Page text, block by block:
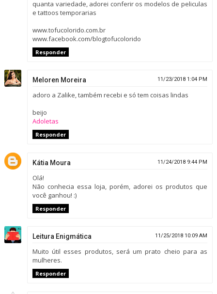
quanta variedade, adorei conferir os modelos de peliculas
e tattoos temporarias
www.tofucolorido.com.br
www.facebook.com/blogtofucolorido
Responder
Meloren Moreira 11/23/2018 1:04 PM
adoro a Zalike, também recebi e só tem coisas lindas
beijo
Adoletas
Responder
Kátia Moura 11/24/2018 9:44 PM
Olá!
Não conhecia essa loja, porém, adorei os produtos que
você ganhou! :)
Responder
Leitura Enigmática 11/25/2018 10:09 AM
Muito útil esses produtos, será um prato cheio para as
mulheres.
Responder